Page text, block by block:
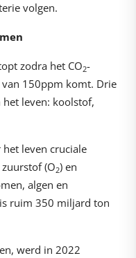
volgen.
zodra het CO2-
150ppm komt. Drie
het leven: koolstof,
leven cruciale
zuurstof (O2) en
algen en
ruim 350 miljard ton
werd in 2022